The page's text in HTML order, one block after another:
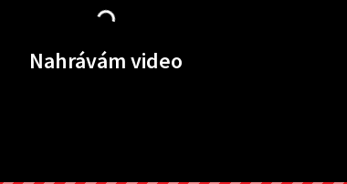
Nahrávám video